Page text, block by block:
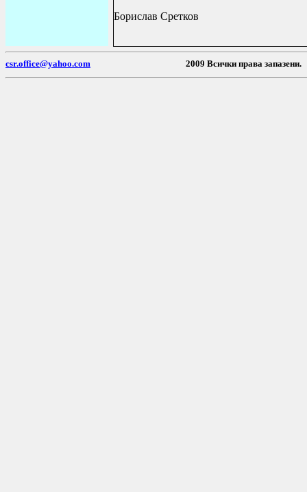
Борислав Сретков
csr.office@yahoo.com 2009 Всички